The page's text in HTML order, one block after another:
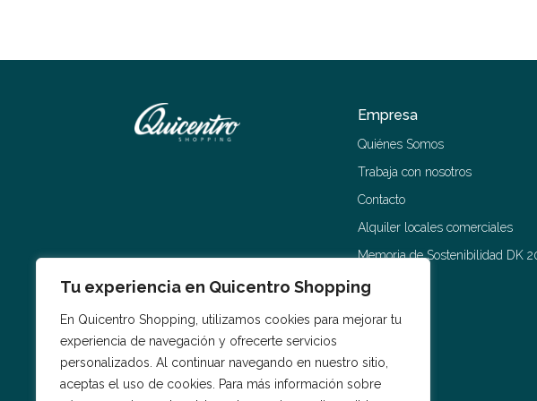
Tu experiencia en Quicentro Shopping
En Quicentro Shopping, utilizamos cookies para mejorar tu
experiencia de navegación y ofrecerte servicios
personalizados. Al continuar navegando en nuestro sitio,
aceptas el uso de cookies. Para más información sobre
Empresa
Quiénes Somos
Trabaja con nosotros
Contacto
Alquiler locales comerciales
Memoria de Sostenibilidad DK